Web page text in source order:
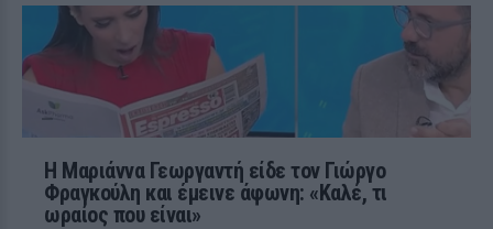
Η Μαριάννα Γεωργαντή είδε τον Γιώργο
Φραγκούλη και έμεινε άφωνη: «Καλέ, τι
ωραίος που είναι»